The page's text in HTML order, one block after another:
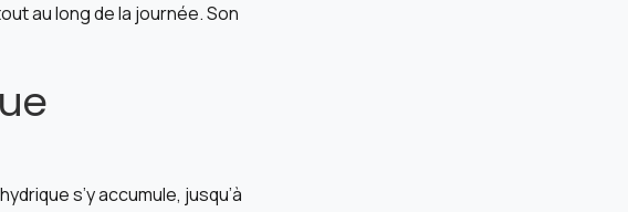
au long de la journée. Son
s’y accumule, jusqu’à